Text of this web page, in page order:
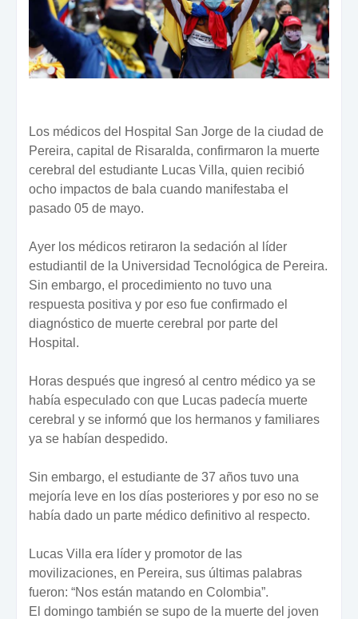
Los médicos del Hospital San Jorge de la ciudad de
Pereira, capital de Risaralda, confirmaron la muerte
cerebral del estudiante Lucas Villa, quien recibió
ocho impactos de bala cuando manifestaba el
pasado 05 de mayo.
Ayer los médicos retiraron la sedación al líder
estudiantil de la Universidad Tecnológica de Pereira.
Sin embargo, el procedimiento no tuvo una
respuesta positiva y por eso fue confirmado el
diagnóstico de muerte cerebral por parte del
Hospital.
Horas después que ingresó al centro médico ya se
había especulado con que Lucas padecía muerte
cerebral y se informó que los hermanos y familiares
ya se habían despedido.
Sin embargo, el estudiante de 37 años tuvo una
mejoría leve en los días posteriores y por eso no se
había dado un parte médico definitivo al respecto.
Lucas Villa era líder y promotor de las
movilizaciones, en Pereira, sus últimas palabras
fueron: “Nos están matando en Colombia”.
El domingo también se supo de la muerte del joven